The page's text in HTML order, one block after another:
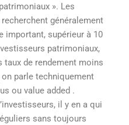
». Les
généralement
important, supérieur à 10
patrimoniaux,
taux de rendement moins
parle techniquement
ou value added .
il y en a qui
sans toujours